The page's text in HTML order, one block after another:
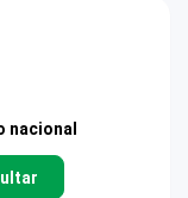
nacional